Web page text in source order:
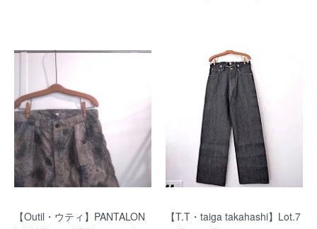
【Outil・ウティ】PANTALON
【T.T・taiga takahashi】Lot.7